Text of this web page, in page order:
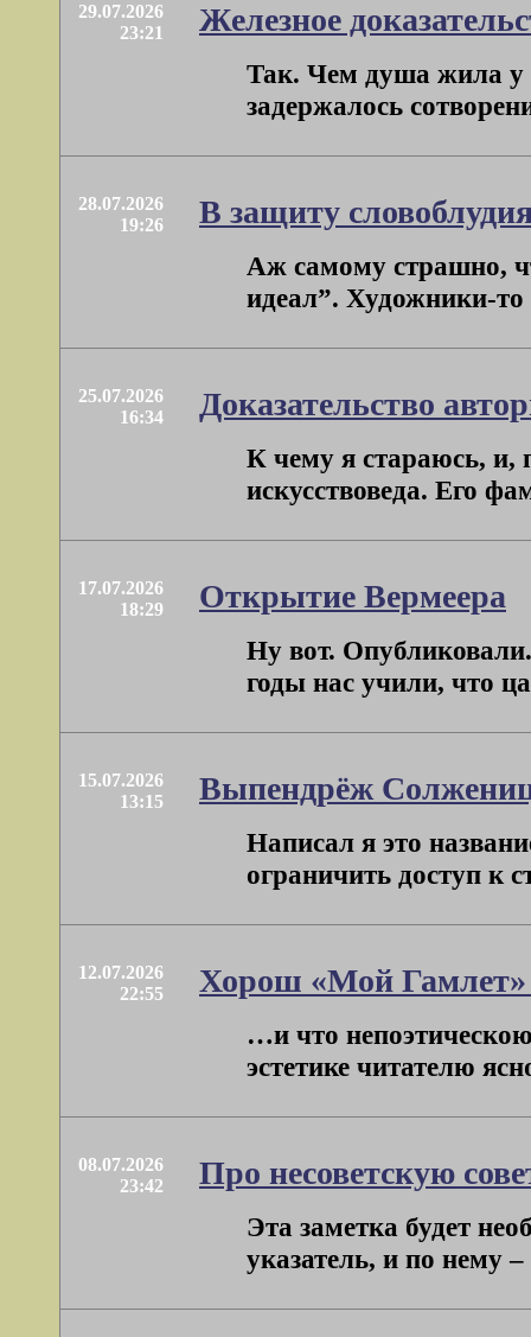
29.07.2026
23:21
Железное
Так. Чем душа жила у
задержалось
28.07.2026
19:26
В защиту
Аж самому страшно,
идеал”. Художники-то
25.07.2026
16:34
Доказательство
К чему я стараюсь, и,
искусствоведа. Его
17.07.2026
18:29
Открытие Вермеера
Ну вот.
годы нас учили, что
15.07.2026
13:15
Выпендрёж
Написал я это
ограничить доступ к
12.07.2026
22:55
Хорош «Мой Гамлет»
…и что
эстетике читателю
08.07.2026
23:42
Про несоветскую
Эта заметка будет
указатель, и по нему